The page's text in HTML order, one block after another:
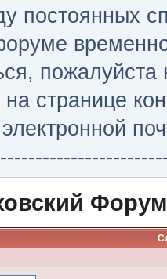
постоянных
странице
Форум